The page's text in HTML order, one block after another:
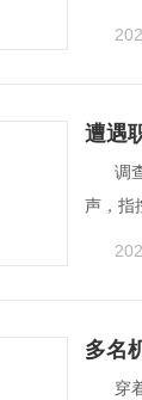
遭遇
调
声，指
多名
穿